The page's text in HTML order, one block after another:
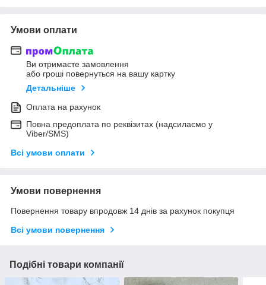
Умови оплати
Ви отримаєте замовлення
або гроші повернуться на вашу картку
Детальніше
Оплата на рахунок
Повна предоплата по реквізитах (надсилаємо у
Viber/SMS)
Всі умови оплати
Умови повернення
Повернення товару впродовж 14 днів за рахунок покупця
Всі умови повернення
Подібні товари компанії